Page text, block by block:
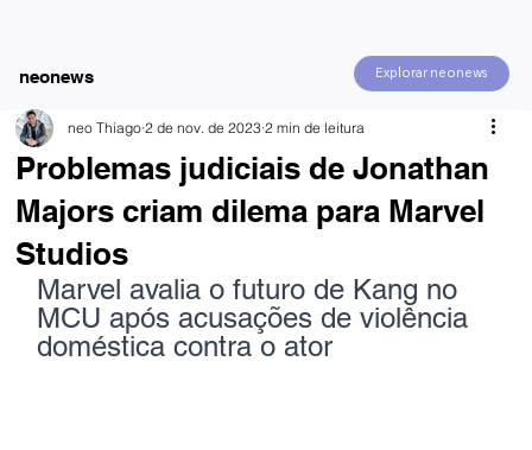
Explorar neonews
neonews
Problemas judiciais de Jonathan
Majors criam dilema para Marvel
Studios
neo Thiago 2 de nov. de 2023 2 min de leitura
Marvel avalia o futuro de Kang no
MCU após acusações de violência
doméstica contra o ator